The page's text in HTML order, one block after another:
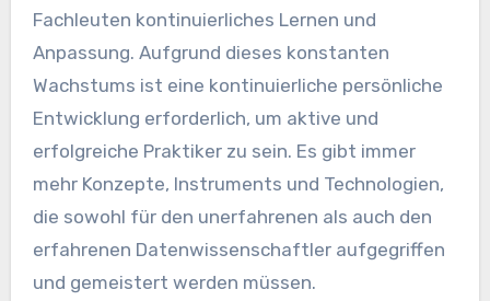
Fachleuten kontinuierliches Lernen und
Anpassung. Aufgrund dieses konstanten
Wachstums ist eine kontinuierliche persönliche
Entwicklung erforderlich, um aktive und
erfolgreiche Praktiker zu sein. Es gibt immer
mehr Konzepte, Instruments und Technologien,
die sowohl für den unerfahrenen als auch den
erfahrenen Datenwissenschaftler aufgegriffen
und gemeistert werden müssen.